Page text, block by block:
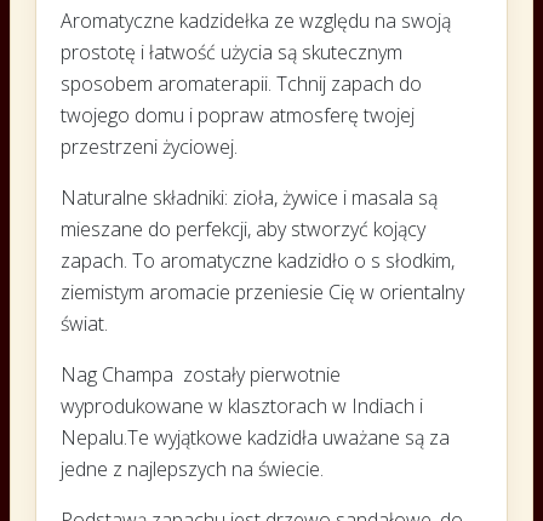
Aromatyczne kadzidełka ze względu na swoją
prostotę i łatwość użycia są skutecznym
sposobem aromaterapii. Tchnij zapach do
twojego domu i popraw atmosferę twojej
przestrzeni życiowej.
Naturalne składniki: zioła, żywice i masala są
mieszane do perfekcji, aby stworzyć kojący
zapach. To aromatyczne kadzidło o s słodkim,
ziemistym aromacie przeniesie Cię w orientalny
świat.
Nag Champa zostały pierwotnie
wyprodukowane w klasztorach w Indiach i
Nepalu.Te wyjątkowe kadzidła uważane są za
jedne z najlepszych na świecie.